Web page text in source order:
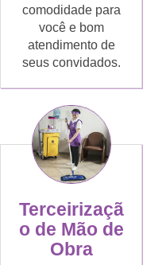
comodidade para
você e bom
atendimento de
seus convidados.
Terceirizaçã
o de Mão de
Obra